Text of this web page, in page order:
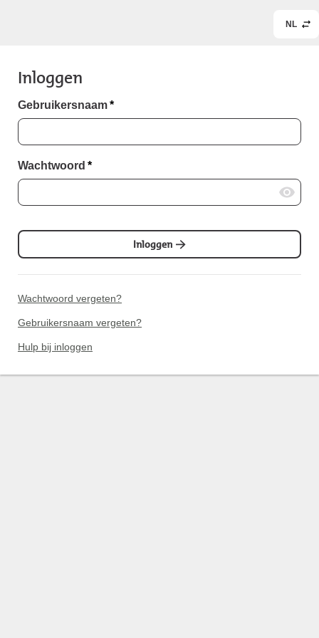
NL
Inloggen
Gebruikersnaam*
Wachtwoord *
Inloggen
Wachtwoord vergeten?
Gebruikersnaam vergeten?
Hulp bij inloggen